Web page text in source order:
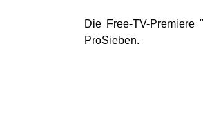
Die Free-TV-
ProSieben.